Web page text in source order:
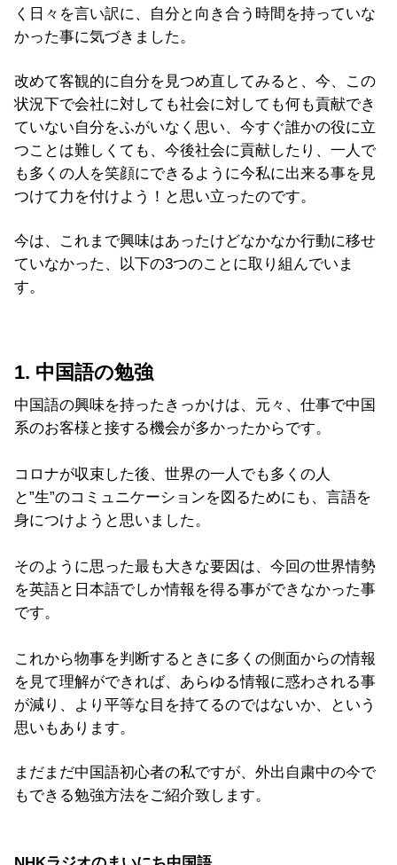
く日々を言い訳に、自分と向き合う時間を持っていな
かった事に気づきました。
改めて客観的に自分を見つめ直してみると、今、この
状況下で会社に対しても社会に対しても何も貢献でき
ていない自分をふがいなく思い、今すぐ誰かの役に立
つことは難しくても、今後社会に貢献したり、一人で
も多くの人を笑顔にできるように今私に出来る事を見
つけて力を付けよう！と思い立ったのです。
今は、これまで興味はあったけどなかなか行動に移せ
ていなかった、以下の3つのことに取り組んでいま
す。
1. 中国語の勉強
中国語の興味を持ったきっかけは、元々、仕事で中国
系のお客様と接する機会が多かったからです。
コロナが収束した後、世界の一人でも多くの人
と”生”のコミュニケーションを図るためにも、言語を
身につけようと思いました。
そのように思った最も大きな要因は、今回の世界情勢
を英語と日本語でしか情報を得る事ができなかった事
です。
これから物事を判断するときに多くの側面からの情報
を見て理解ができれば、あらゆる情報に惑わされる事
が減り、より平等な目を持てるのではないか、という
思いもあります。
まだまだ中国語初心者の私ですが、外出自粛中の今で
もできる勉強方法をご紹介致します。